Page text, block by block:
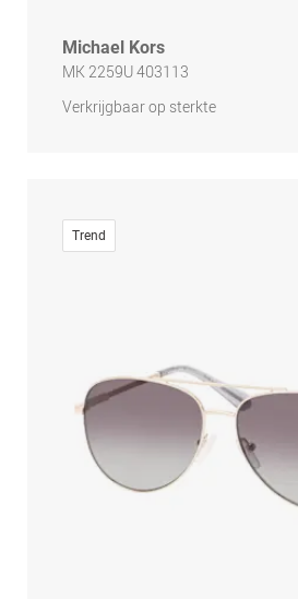
Michael Kors
MK 2259U 403113
Verkrijgbaar op sterkte
Trend